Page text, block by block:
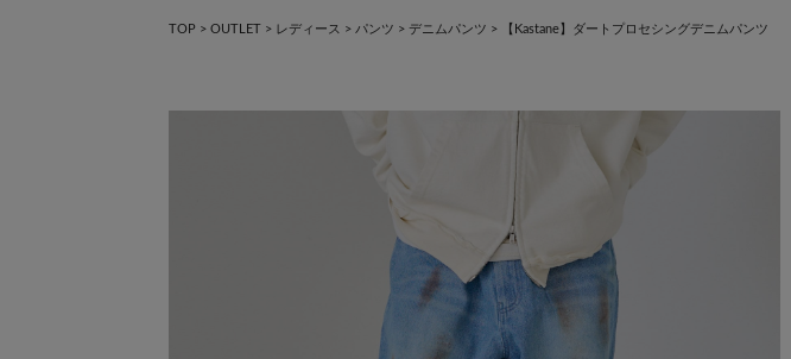
TOP > OUTLET > レディース > パンツ > デニムパンツ > 【Kastane】ダートプロセシングデニムパンツ